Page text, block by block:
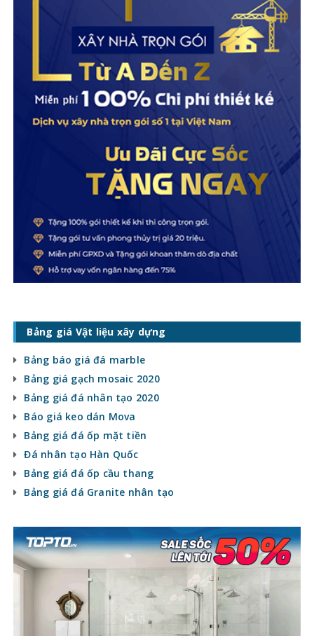
Bảng giá Vật liệu xây dựng
Bảng báo giá đá marble
Bảng giá gạch mosaic 2020
Bảng giá đá nhân tạo 2020
Báo giá keo dán Mova
Bảng giá đá ốp mặt tiền
Đá nhân tạo Hàn Quốc
Bảng giá đá ốp cầu thang
Bảng giá đá Granite nhân tạo